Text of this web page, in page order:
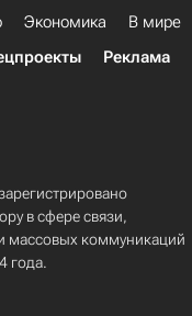
Экономика В мире
Реклама
в сфере связи,
массовых коммуникаций
года.